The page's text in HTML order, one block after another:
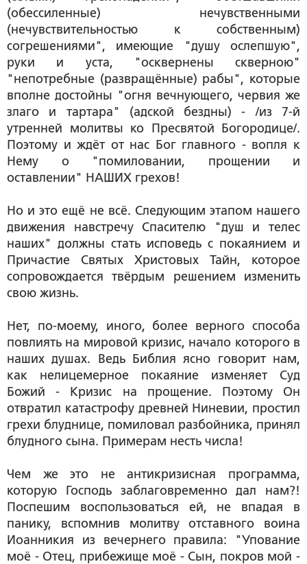
(обессиленные) нечувственными
(нечувствительностью к собственным)
согрешениями", имеющие "душу ослепшую",
руки и уста, "осквернены скверною"
"непотребные (развращённые) рабы", которые
вполне достойны "огня вечнующего, червия же
злаго и тартара" (адской бездны) - /из 7-й
утренней молитвы ко Пресвятой Богородице/.
Поэтому и ждёт от нас Бог главного - вопля к
Нему о "помиловании, прощении и
оставлении" НАШИХ грехов!
Но и это ещё не всё. Следующим этапом нашего
движения навстречу Спасителю "душ и телес
наших" должны стать исповедь с покаянием и
Причастие Святых Христовых Тайн, которое
сопровождается твёрдым решением изменить
свою жизнь.
Нет, по-моему, иного, более верного способа
повлиять на мировой кризис, начало которого в
наших душах. Ведь Библия ясно говорит нам,
как нелицемерное покаяние изменяет Суд
Божий - Кризис на прощение. Поэтому Он
отвратил катастрофу древней Ниневии, простил
грехи блуднице, помиловал разбойника, принял
блудного сына. Примерам несть числа!
Чем же это не антикризисная программа,
которую Господь заблаговременно дал нам?!
Поспешим воспользоваться ей, не впадая в
панику, вспомнив молитву отставного воина
Иоанникия из вечернего правила: "Упование
моё - Отец, прибежище моё - Сын, покров мой -